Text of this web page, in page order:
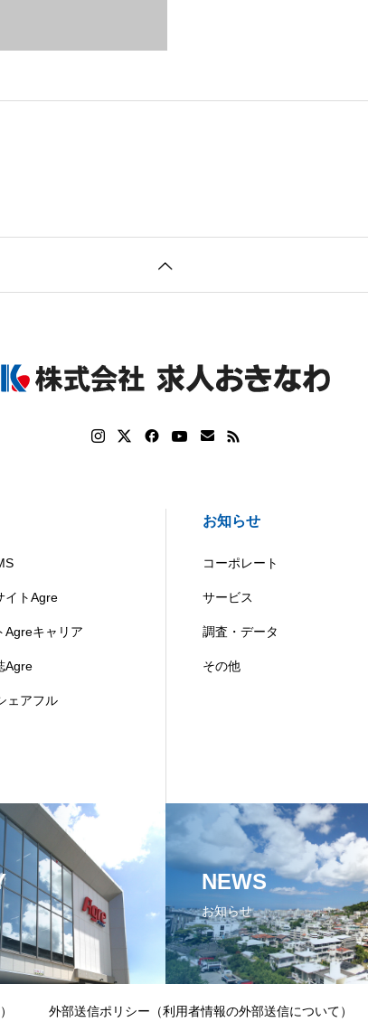
イトAgre
Agreキャリア
Agre
ェアフル
お知らせ
コーポレート
サービス
調査・データ
その他
NEWS
お知らせ
外部送信ポリシー（利用者情報の外部送信について）